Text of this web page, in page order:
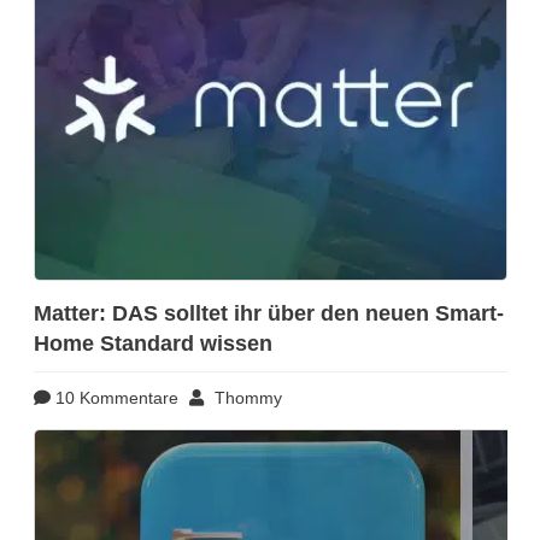
Matter: DAS solltet ihr über den neuen Smart-
Home Standard wissen
10 Kommentare Thommy